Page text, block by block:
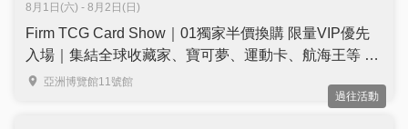
8月1日(六) - 8月2日(日)
Firm TCG Card Show｜01獨家半價換購 限量VIP優先
入場｜集結全球收藏家、寶可夢、運動卡、航海王等 ｜
亞洲國際博覽館Hall 11
亞洲博覽館11號館
過往活動